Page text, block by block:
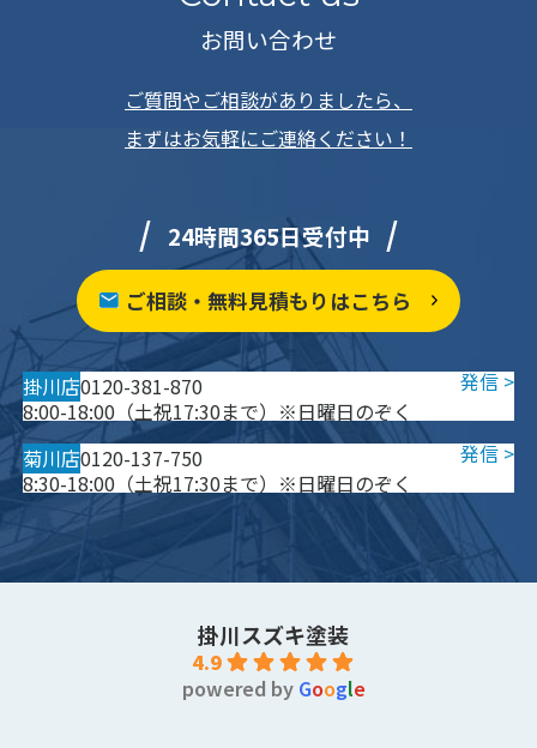
お問い合わせ
ご質問やご相談がありましたら、
まずはお気軽にご連絡ください！
24時間365日受付中
ご相談・無料見積もりはこちら
掛川店0120-381-870
8:00-18:00（土祝17:30まで）※日曜日のぞく
菊川店0120-137-750
8:30-18:00（土祝17:30まで）※日曜日のぞく
掛川スズキ塗装
4.9
powered by Google